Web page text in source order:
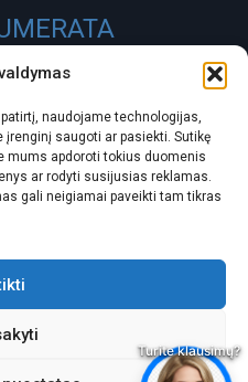
naudojame technologijas,
saugoti ar pasiekti. Sutikę
mums apdoroti tokius duomenis
ar rodyti susijusias reklamas.
gali neigiamai paveikti tam tikras